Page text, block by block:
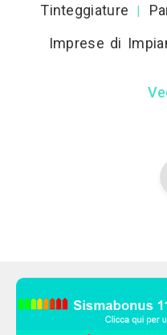
Tinteggiature
|
Imprese di